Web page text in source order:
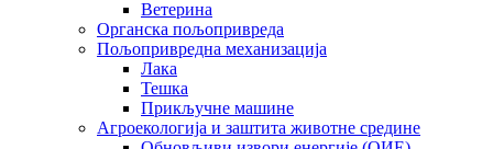
Ветерина
Органска пољопривреда
Пољопривредна механизација
Лака
Тешка
Прикључне машине
Агроекологија и заштита животне средине